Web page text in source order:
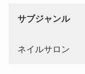
サブジャンル
ネイルサロン